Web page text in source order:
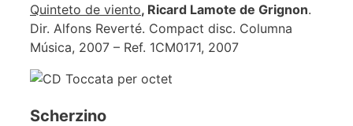
Quinteto de viento, Ricard Lamote de Grignon.
Dir. Alfons Reverté. Compact disc. Columna
Música, 2007 – Ref. 1CM0171, 2007
Scherzino